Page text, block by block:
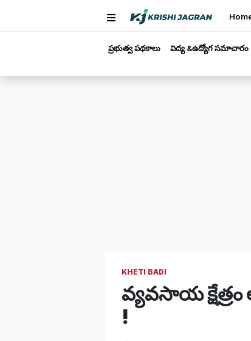
ప్రభుత్వ పథకాలు విద్య &ఉద్యోగ సమాచారం
KHETI BADI
వ్యవసాయ
!